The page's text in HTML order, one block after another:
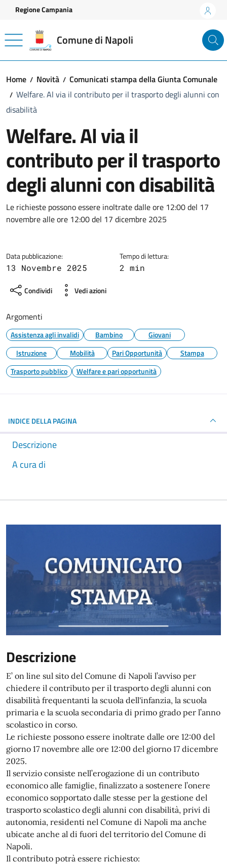
Vai ai contenuti
Vai al footer
Regione Campania
Comune di Napoli
Home Novità
Comunicati stampa della Giunta Comunale
Welfare. Al via il contributo per il trasporto degli alunni con
disabilità
Welfare. Al via il
contributo per il trasporto
degli alunni con disabilità
Dettagli della notizia
Le richieste possono essere inoltrate dalle ore 12:00 del 17
novembre alle ore 12:00 del 17 dicembre 2025
Data pubblicazione:
13 Novembre 2025
Tempo di lettura:
2 min
Condividi Vedi azioni
Argomenti
Assistenza agli invalidi Bambino
Giovani
Istruzione
Mobilità Pari Opportunità
Stampa
Trasporto pubblico
Welfare e pari opportunità
INDICE DELLA PAGINA
Descrizione
A cura di
Descrizione
E’ on line sul sito del Comune di Napoli l’avviso per
chiedere il contributo per il trasporto degli alunni con
disabilità frequentanti la scuola dell'infanzia, la scuola
primaria e la scuola secondaria di primo grado per l’anno
scolastico in corso.
Le richieste possono essere inoltrate dalle ore 12:00 del
giorno 17 novembre alle ore 12:00 del giorno 17 dicembre
2025.
Il servizio consiste nell’erogazione di un contributo
economico alle famiglie, finalizzato a sostenere l’onere
economico sopportato dalle stesse per la gestione del
trasporto scolastico degli alunni con disabilità, privi di
autonomia, residenti nel Comune di Napoli ma anche
ubicate anche al di fuori del territorio del Comune di
Napoli.
Il contributo potrà essere richiesto: